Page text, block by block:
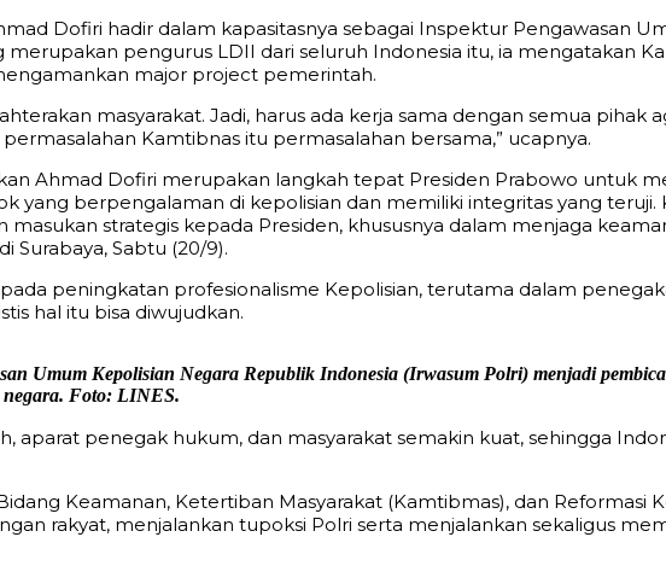
Dofiri hadir dalam kapasitasnya sebagai Inspektur Pengawasan
pengurus LDII dari seluruh Indonesia itu, ia mengatakan
major project pemerintah.
masyarakat. Jadi, harus ada kerja sama dengan semua pihak
Kamtibnas itu permasalahan bersama,” ucapnya.
Ahmad Dofiri merupakan langkah tepat Presiden Prabowo untuk
yang berpengalaman di kepolisian dan memiliki integritas yang teruji.
strategis kepada Presiden, khususnya dalam menjaga
Surabaya, Sabtu (20/9).
peningkatan profesionalisme Kepolisian, terutama dalam
hal itu bisa diwujudkan.
Umum Kepolisian Negara Republik Indonesia (Irwasum Polri) menjadi
negara. Foto: LINES.
aparat penegak hukum, dan masyarakat semakin kuat, sehingga
Keamanan, Ketertiban Masyarakat (Kamtibmas), dan Reformasi
rakyat, menjalankan tupoksi Polri serta menjalankan sekaligus